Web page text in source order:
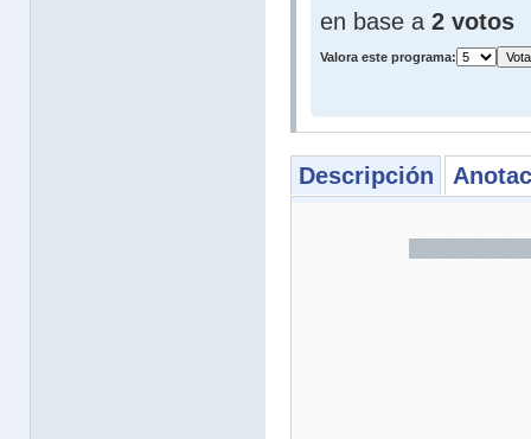
en base a 2 votos
Valora este programa:
Descripción